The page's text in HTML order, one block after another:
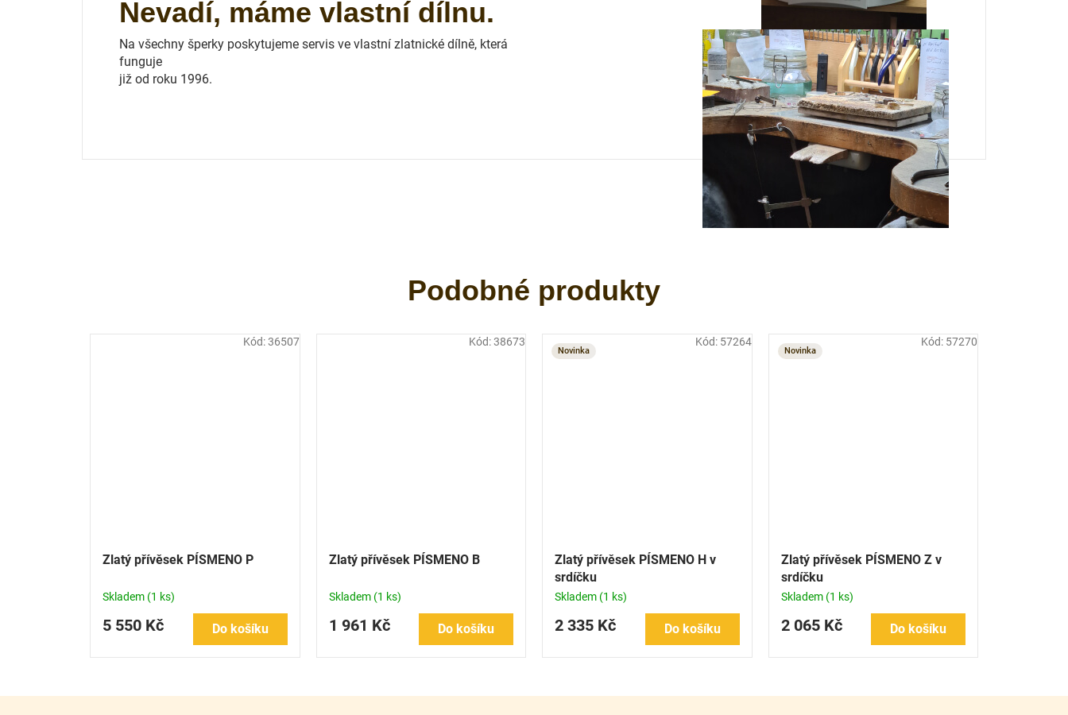
Zlatý přívěsek PÍSMENO P
Skladem (1 ks)
5 550 Kč Do košíku
Kód:36507
Zlatý přívěsek PÍSMENO B
Skladem (1 ks)
1 961 Kč Do košíku
Kód:38673
Novinka
Zlatý přívěsek PÍSMENO H v
srdíčku
Skladem (1 ks)
2 335 Kč Do košíku
Kód: 57264
Novinka
Zlatý přívěsek PÍSMENO Z v
srdíčku
Skladem (1 ks)
2 065 Kč Do košíku
Kód: 57270
Nevadí, máme vlastní dílnu.
Na všechny šperky poskytujeme servis ve vlastní zlatnické dílně, která
funguje
již od roku 1996.